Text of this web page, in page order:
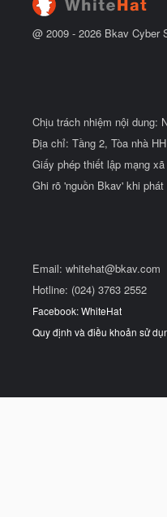
u
@ 2009 - 2026 Bkav Cyber
Chịu trách nhiệm nội dung:
Địa chỉ: Tầng 2, Tòa nhà
Giấy phép thiết lập mạng
Ghi rõ 'nguồn Bkav' khi
Email: whitehat@bkav.com
Hotline: (024) 3763 2552
Facebook: WhiteHat
Quy định và điều khoản sử